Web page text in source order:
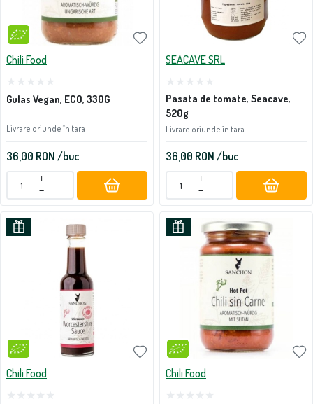
Chili Food
Gulas Vegan, ECO, 330G
Livrare oriunde în tara
36,00 RON /buc
+
−
SEACAVE SRL
Pasata de tomate, Seacave,
520g
Livrare oriunde în tara
36,00 RON /buc
+
−
Chili Food Chili Food